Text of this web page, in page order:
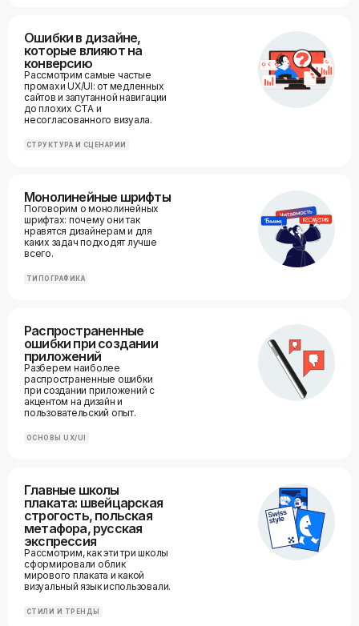
Ошибки в дизайне,
которые влияют на
конверсию
Рассмотрим самые частые
промахи UX/UI: от медленных
сайтов и запутанной навигации
до плохих CTA и
несогласованного визуала.
СТРУКТУРА И СЦЕНАРИИ
Монолинейные шрифты
Поговорим о монолинейных
шрифтах: почему они так
нравятся дизайнерам и для
каких задач подходят лучше
всего.
ТИПОГРАФИКА
Распространенные
ошибки при создании
приложений
Разберем наиболее
распространенные ошибки
при создании приложений с
акцентом на дизайн и
пользовательский опыт.
ОСНОВЫ UX/UI
Главные школы
плаката: швейцарская
строгость, польская
метафора, русская
экспрессия
Рассмотрим, как эти три школы
сформировали облик
мирового плаката и какой
визуальный язык использовали.
СТИЛИ И ТРЕНДЫ